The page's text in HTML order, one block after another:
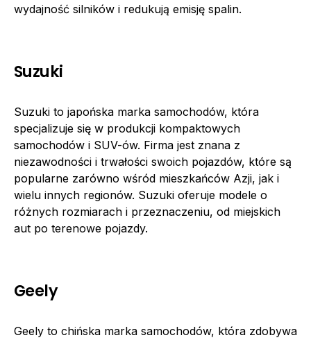
wydajność silników i redukują emisję spalin.
Suzuki
Suzuki to japońska marka samochodów, która
specjalizuje się w produkcji kompaktowych
samochodów i SUV-ów. Firma jest znana z
niezawodności i trwałości swoich pojazdów, które są
popularne zarówno wśród mieszkańców Azji, jak i
wielu innych regionów. Suzuki oferuje modele o
różnych rozmiarach i przeznaczeniu, od miejskich
aut po terenowe pojazdy.
Geely
Geely to chińska marka samochodów, która zdobywa